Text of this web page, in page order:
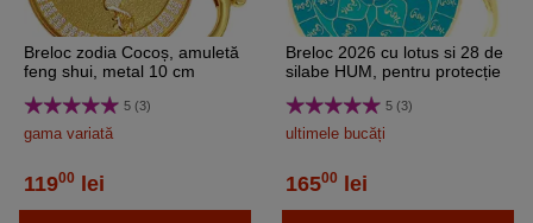
Breloc zodia Cocoș, amuletă
feng shui, metal 10 cm
5 (3)
gama variată
11900 lei
Breloc 2026 cu lotus si 28 de
silabe HUM, pentru protecție
5 (3)
ultimele bucăți
16500 lei